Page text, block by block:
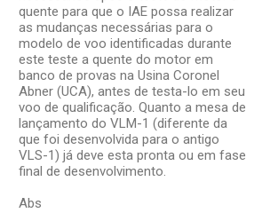
quente para que o IAE possa realizar
as mudanças necessárias para o
modelo de voo identificadas durante
este teste a quente do motor em
banco de provas na Usina Coronel
Abner (UCA), antes de testa-lo em seu
voo de qualificação. Quanto a mesa de
lançamento do VLM-1 (diferente da
que foi desenvolvida para o antigo
VLS-1) já deve esta pronta ou em fase
final de desenvolvimento.
Abs